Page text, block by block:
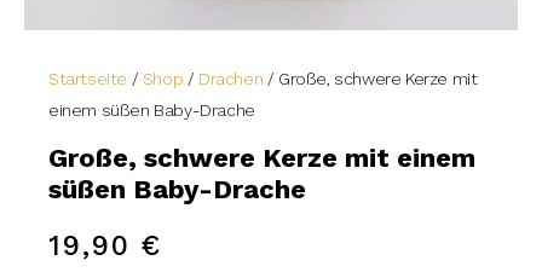
Startseite / Shop / Drachen / Große, schwere Kerze mit
einem süßen Baby-Drache
Große, schwere Kerze mit einem
süßen Baby-Drache
19,90 €